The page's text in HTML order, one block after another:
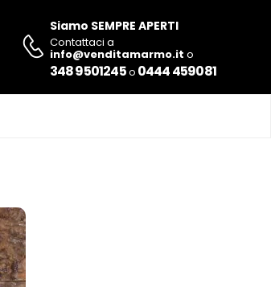
Siamo SEMPRE APERTI
Contattaci a
info@venditamarmo.it o
348 9501245o 0444 459081